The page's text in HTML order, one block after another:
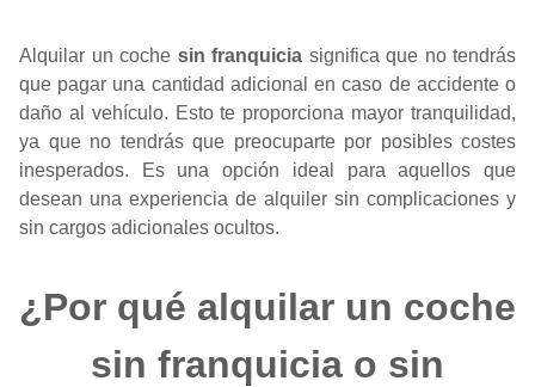
Alquilar un coche sin franquicia significa que no tendrás
que pagar una cantidad adicional en caso de accidente o
daño al vehículo. Esto te proporciona mayor tranquilidad,
ya que no tendrás que preocuparte por posibles costes
inesperados. Es una opción ideal para aquellos que
desean una experiencia de alquiler sin complicaciones y
sin cargos adicionales ocultos.
¿Por qué alquilar un coche
sin franquicia o sin